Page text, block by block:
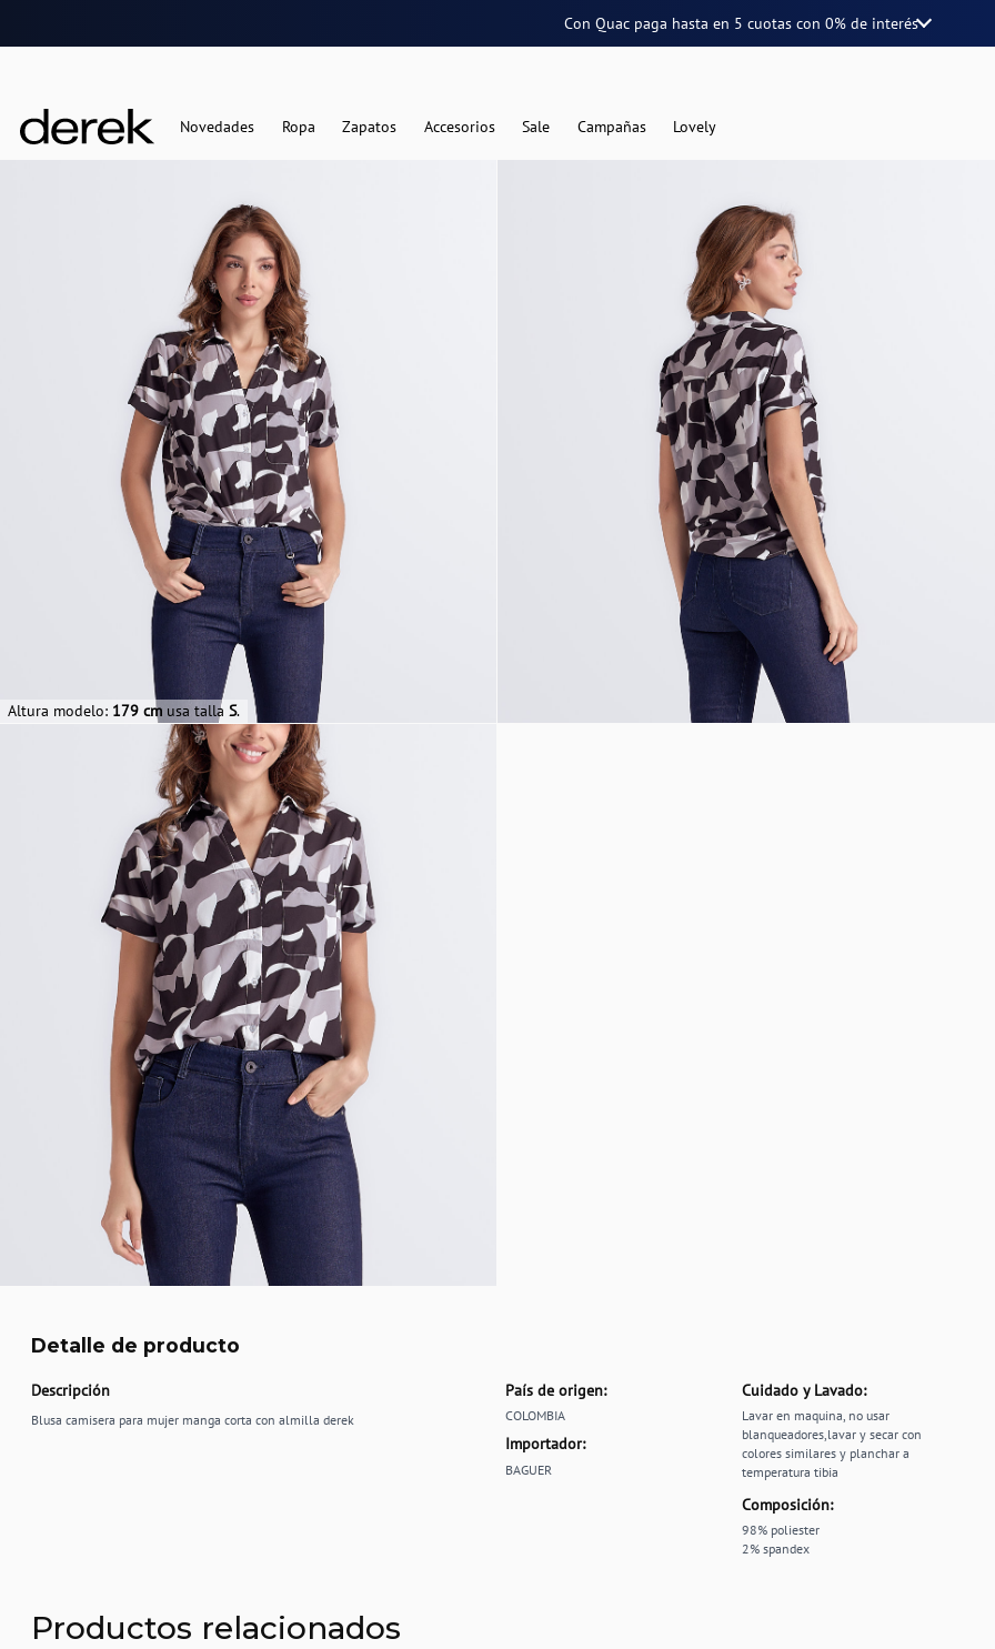
Con Quac paga hasta en 5 cuotascon 0% de interés
Novedades Ropa Zapatos Accesorios Sale Campañas Lovely
Altura modelo: 179 cm usa talla S.
Detalle de producto
Descripción
Blusa camisera para mujer manga corta con almilla derek
País de origen:
COLOMBIA
Importador:
BAGUER
Cuidado y Lavado:
Lavar en maquina, no usar
blanqueadores,lavar y secar con
colores similares y planchar a
temperatura tibia
Composición:
98% poliester
2% spandex
Productos relacionados